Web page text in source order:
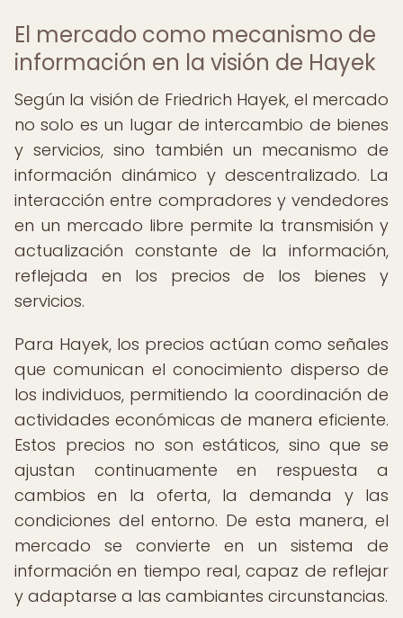
El mercado como mecanismo de
información en la visión de Hayek
Según la visión de Friedrich Hayek, el mercado
no solo es un lugar de intercambio de bienes
y servicios, sino también un mecanismo de
información dinámico y descentralizado. La
interacción entre compradores y vendedores
en un mercado libre permite la transmisión y
actualización constante de la información,
reflejada en los precios de los bienes y
servicios.
Para Hayek, los precios actúan como señales
que comunican el conocimiento disperso de
los individuos, permitiendo la coordinación de
actividades económicas de manera eficiente.
Estos precios no son estáticos, sino que se
ajustan continuamente en respuesta a
cambios en la oferta, la demanda y las
condiciones del entorno. De esta manera, el
mercado se convierte en un sistema de
información en tiempo real, capaz de reflejar
y adaptarse a las cambiantes circunstancias.